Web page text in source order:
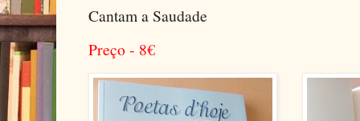
Cantam a Saudade
Preço - 8€